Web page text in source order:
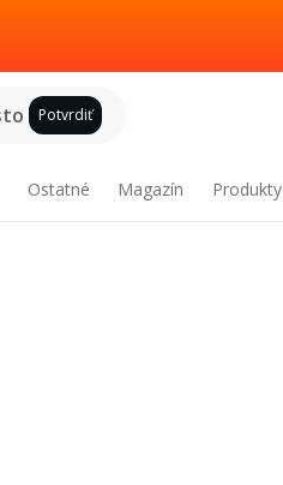
Potvrdiť
Ostatné Magazín Produkty